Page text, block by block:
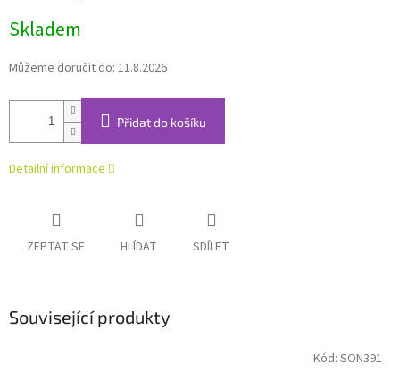
Skladem
Můžeme doručit do: 11.8.2026
Přidat do košíku
Detailní informace
ZEPTAT SE HLÍDAT SDÍLET
Související produkty
Kód: SON391